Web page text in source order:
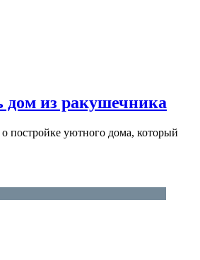
дом из ракушечника
постройке уютного дома, который